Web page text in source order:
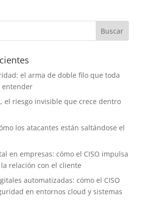
el arma de doble filo que toda
entender
el riesgo invisible que crece dentro
los atacantes están saltándose el
en empresas: cómo el CISO impulsa
relación con el cliente
automatizadas: cómo el CISO
en entornos cloud y sistemas